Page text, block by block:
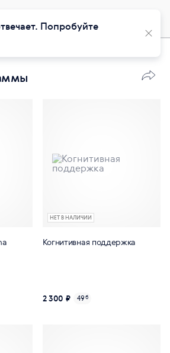
НЕТ В НАЛИЧИИ
Когнитивная поддержка
2 300 ₽ 49б
Попробуйте